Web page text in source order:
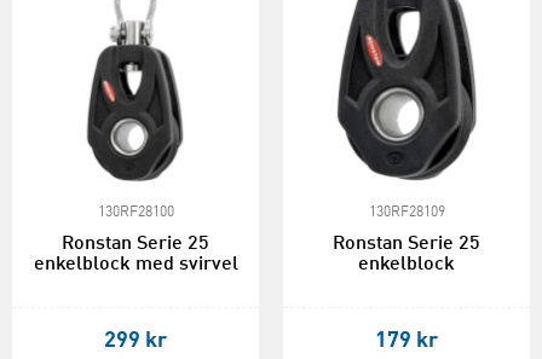
130RF28100
Ronstan Serie 25
enkelblock med svirvel
299 kr
130RF28109
Ronstan Serie 25
enkelblock
179 kr